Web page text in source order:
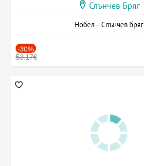
Слънчев Бряг
Нобел - Слънчев бряг
-30%
53.17€